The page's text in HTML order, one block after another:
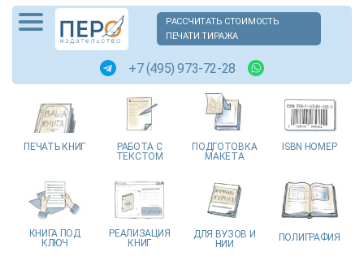
РАССЧИТАТЬ СТОИМОСТЬ
ПЕЧАТИ ТИРАЖА
+7 (495) 973-72-28
ПЕЧАТЬ КНИГ РАБОТА С
ТЕКСТОМ
ПОДГОТОВКА
МАКЕТА
ISBN НОМЕР
КНИГА ПОД
КЛЮЧ
РЕАЛИЗАЦИЯ
КНИГ
ДЛЯ ВУЗОВ И
НИИ
ПОЛИГРАФИЯ